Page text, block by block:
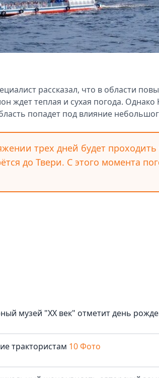
рассказал, что в области
ждет теплая и сухая погода.
попадет под влияние
трех дней будет
до Твери. С этого момента
музей "ХХ век" отметит день
трактористам 10 Фото